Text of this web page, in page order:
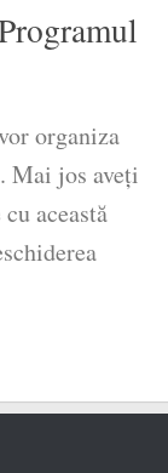
organiza
Mai jos aveţi
această